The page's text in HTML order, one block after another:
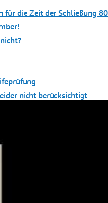
für die Zeit der Schließung 80
nicht berücksichtigt
(Podologie) und
Kosmetik- und